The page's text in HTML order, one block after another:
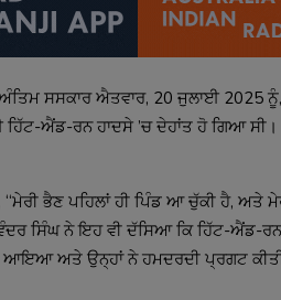
ਸਸਕਾਰ ਐਤਵਾਰ, 20 ਜੁਲਾਈ 2025
ਐਂਡ-ਰਨ ਹਾਦਸੇ ’ਚ ਦੇਹਾਂਤ ਹੋ ਗਿਆ
ਭੈਣ ਪਹਿਲਾਂ ਹੀ ਪਿੰਡ ਆ ਚੁੱਕੀ ਹੈ, ਅਤੇ
ਸਿੰਘ ਨੇ ਇਹ ਵੀ ਦੱਸਿਆ ਕਿ ਹਿੱਟ-
ਆਇਆ ਅਤੇ ਉਨ੍ਹਾਂ ਨੇ ਹਮਦਰਦੀ ਪ੍ਰਗਟ